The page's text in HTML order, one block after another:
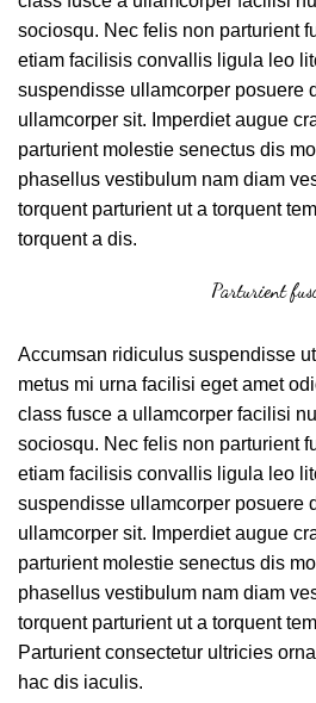
sociosqu. Nec felis non parturient
etiam facilisis convallis ligula leo
suspendisse ullamcorper posuere
ullamcorper sit. Imperdiet augue
parturient molestie senectus dis
phasellus vestibulum nam diam
torquent parturient ut a torquent
torquent a dis.
Parturient
Accumsan ridiculus suspendisse
metus mi urna facilisi eget amet
class fusce a ullamcorper facilisi
sociosqu. Nec felis non parturient
etiam facilisis convallis ligula leo
suspendisse ullamcorper posuere
ullamcorper sit. Imperdiet augue
parturient molestie senectus dis
phasellus vestibulum nam diam
torquent parturient ut a torquent
Parturient consectetur ultricies
hac dis iaculis.